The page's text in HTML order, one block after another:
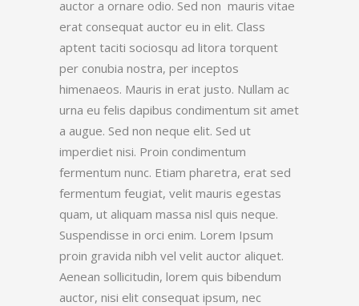
auctor a ornare odio. Sed non mauris vitae
erat consequat auctor eu in elit. Class
aptent taciti sociosqu ad litora torquent
per conubia nostra, per inceptos
himenaeos. Mauris in erat justo. Nullam ac
urna eu felis dapibus condimentum sit amet
a augue. Sed non neque elit. Sed ut
imperdiet nisi. Proin condimentum
fermentum nunc. Etiam pharetra, erat sed
fermentum feugiat, velit mauris egestas
quam, ut aliquam massa nisl quis neque.
Suspendisse in orci enim. Lorem Ipsum
proin gravida nibh vel velit auctor aliquet.
Aenean sollicitudin, lorem quis bibendum
auctor, nisi elit consequat ipsum, nec